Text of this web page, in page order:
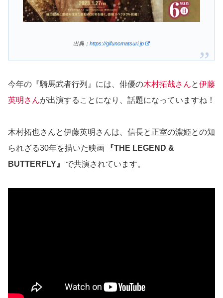
出典； https://gifunomatsuri.jp
今年の『騎馬武者行列』には、俳優の木村拓哉さんと伊藤
英明さんが出演することになり、話題になっていますね！
木村拓也さんと伊藤英明さんは、信長と正室の濃姫との知
られざる30年を描いた映画
『THE LEGEND &
BUTTERFLY』
で共演されています。